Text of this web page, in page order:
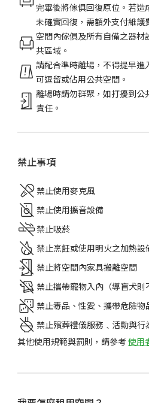
完畢後將傢俱回復原位。若造
未確實回復，需額外支付維護
空間內傢俱及所有自備之器材
共區域。
請配合準時離場，不得提早進
可逗留或佔用公共空間。
離場時請勿群聚，如打擾到公
責任。
禁止事項
禁止使用麥克風
禁止使用擴音設備
禁止吸菸
禁止烹飪或使用明火之加熱設
禁止將空間內家具搬離空間
禁止攜帶寵物入內（導盲犬則
禁止毒品、性愛、攜帶危險
禁止殯葬禮儀服務﹑活動與行
其他使用規範與罰則，請參考使用